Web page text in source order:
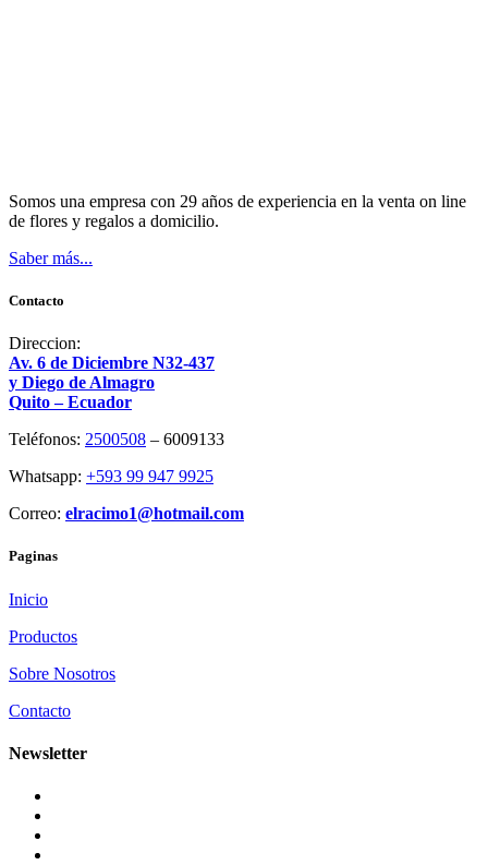
Somos una empresa con 29 años de experiencia en la venta on line
de flores y regalos a domicilio.
Saber más...
Contacto
Direccion:
Av. 6 de Diciembre N32-437
y Diego de Almagro
Quito – Ecuador
Teléfonos: 2500508 – 6009133
Whatsapp: +593 99 947 9925
Correo: elracimo1@hotmail.com
Paginas
Inicio
Productos
Sobre Nosotros
Contacto
Newsletter